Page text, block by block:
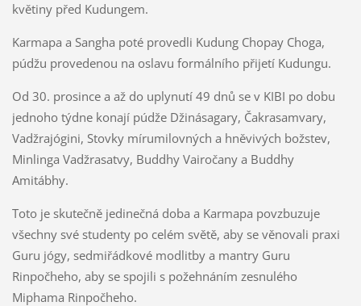
květiny před Kudungem.
Karmapa a Sangha poté provedli Kudung Chopay Choga,
púdžu provedenou na oslavu formálního přijetí Kudungu.
Od 30. prosince a až do uplynutí 49 dnů se v KIBI po dobu
jednoho týdne konají púdže Džinásagary, Čakrasamvary,
Vadžrajógini, Stovky mírumilovných a hněvivých božstev,
Minlinga Vadžrasatvy, Buddhy Vairočany a Buddhy
Amitábhy.
Toto je skutečně jedinečná doba a Karmapa povzbuzuje
všechny své studenty po celém světě, aby se věnovali praxi
Guru jógy, sedmiřádkové modlitby a mantry Guru
Rinpočheho, aby se spojili s požehnáním zesnulého
Miphama Rinpočheho.